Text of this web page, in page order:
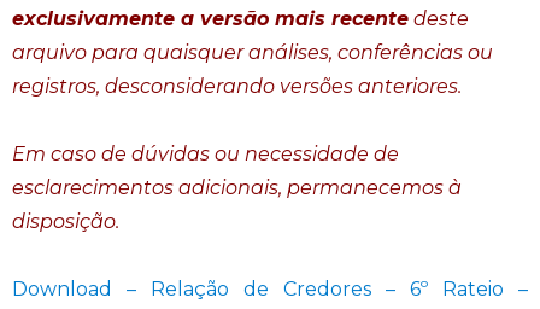
exclusivamente a versão mais recente deste
arquivo para quaisquer análises, conferências ou
registros, desconsiderando versões anteriores.
Em caso de dúvidas ou necessidade de
esclarecimentos adicionais, permanecemos à
disposição.
Download – Relação de Credores – 6º Rateio –